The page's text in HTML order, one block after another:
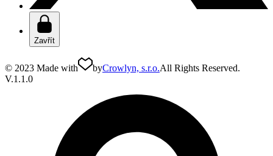
Zavřít
© 2023 Made with byCrowlyn, s.r.o.All Rights Reserved.
V.1.1.0